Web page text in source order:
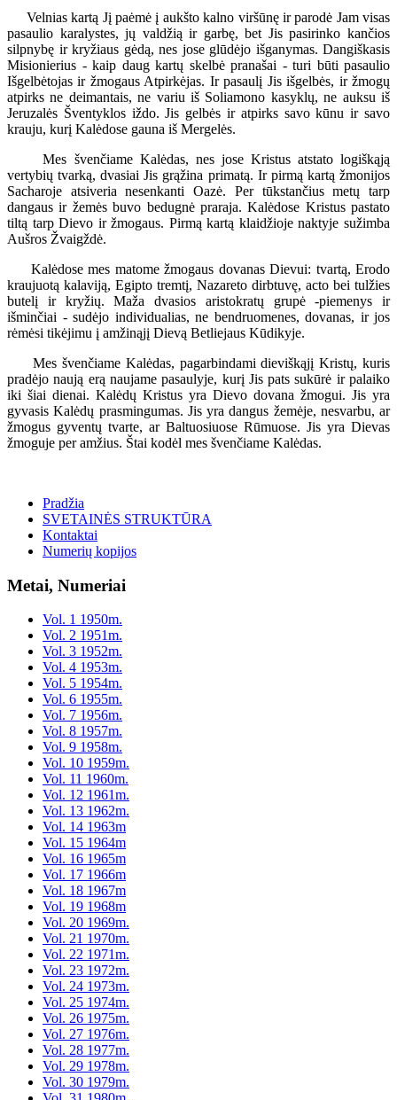
Velnias kartą Jį paėmė į aukšto kalno viršūnę ir parodė Jam visas
pasaulio karalystes, jų valdžią ir garbę, bet Jis pasirinko kančios
silpnybę ir kryžiaus gėdą, nes jose glūdėjo išganymas. Dangiškasis
Misionierius - kaip daug kartų skelbė pranašai - turi būti pasaulio
Išgelbėtojas ir žmogaus Atpirkėjas. Ir pasaulį Jis išgelbės, ir žmogų
atpirks ne deimantais, ne variu iš Soliamono kasyklų, ne auksu iš
Jeruzalės Šventyklos iždo. Jis gelbės ir atpirks savo kūnu ir savo
krauju, kurį Kalėdose gauna iš Mergelės.
Mes švenčiame Kalėdas, nes jose Kristus atstato logiškąją
vertybių tvarką, dvasiai Jis grąžina primatą. Ir pirmą kartą žmonijos
Sacharoje atsiveria nesenkanti Oazė. Per tūkstančius metų tarp
dangaus ir žemės buvo bedugnė praraja. Kalėdose Kristus pastato
tiltą tarp Dievo ir žmogaus. Pirmą kartą klaidžioje naktyje sužimba
Aušros Žvaigždė.
Kalėdose mes matome žmogaus dovanas Dievui: tvartą, Erodo
kraujuotą kalaviją, Egipto tremtį, Nazareto dirbtuvę, acto bei tulžies
butelį ir kryžių. Maža dvasios aristokratų grupė -piemenys ir
išminčiai - sudėjo individualias, ne bendruomenes, dovanas, ir jos
rėmėsi tikėjimu į amžinąjį Dievą Betliejaus Kūdikyje.
Mes švenčiame Kalėdas, pagarbindami dieviškąjį Kristų, kuris
pradėjo naują erą naujame pasaulyje, kurį Jis pats sukūrė ir palaiko
iki šiai dienai. Kalėdų Kristus yra Dievo dovana žmogui. Jis yra
gyvasis Kalėdų prasmingumas. Jis yra dangus žemėje, nesvarbu, ar
žmogus gyventų tvarte, ar Baltuosiuose Rūmuose. Jis yra Dievas
žmoguje per amžius. Štai kodėl mes švenčiame Kalėdas.
Pradžia
SVETAINĖS STRUKTŪRA
Kontaktai
Numerių kopijos
Metai, Numeriai
Vol. 1 1950m.
Vol. 2 1951m.
Vol. 3 1952m.
Vol. 4 1953m.
Vol. 5 1954m.
Vol. 6 1955m.
Vol. 7 1956m.
Vol. 8 1957m.
Vol. 9 1958m.
Vol. 10 1959m.
Vol. 11 1960m.
Vol. 12 1961m.
Vol. 13 1962m.
Vol. 14 1963m
Vol. 15 1964m
Vol. 16 1965m
Vol. 17 1966m
Vol. 18 1967m
Vol. 19 1968m
Vol. 20 1969m.
Vol. 21 1970m.
Vol. 22 1971m.
Vol. 23 1972m.
Vol. 24 1973m.
Vol. 25 1974m.
Vol. 26 1975m.
Vol. 27 1976m.
Vol. 28 1977m.
Vol. 29 1978m.
Vol. 30 1979m.